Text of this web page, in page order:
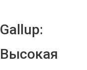
Gallup:
Высокая